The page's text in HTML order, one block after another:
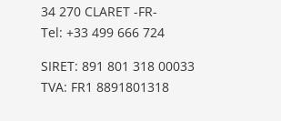
34 270 CLARET -FR-
Tel: ‭+33 499 666 724‬
SIRET: 891 801 318 00033
TVA: FR1 8891801318